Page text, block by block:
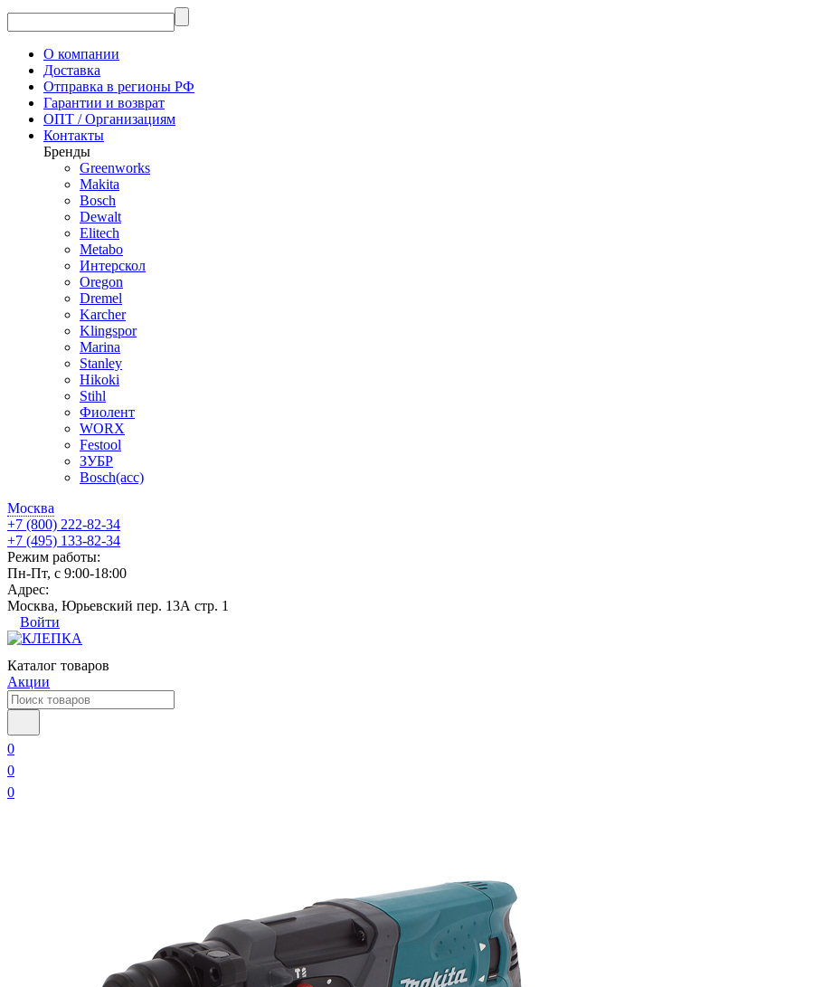
О компании
Доставка
Отправка в регионы РФ
Гарантии и возврат
ОПТ / Организациям
Контакты
Бренды
Greenworks
Makita
Bosch
Dewalt
Elitech
Metabo
Интерскол
Oregon
Dremel
Karcher
Klingspor
Marina
Stanley
Hikoki
Stihl
Фиолент
WORX
Festool
ЗУБР
Bosch(acc)
Москва
+7 (800) 222-82-34
+7 (495) 133-82-34
Режим работы:
Пн-Пт, с 9:00-18:00
Адрес:
Москва, Юрьевский пер. 13А стр. 1
Войти
Каталог товаров
Акции
0
0
0